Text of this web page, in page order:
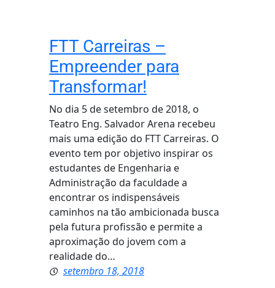
FTT Carreiras –
Empreender para
Transformar!
No dia 5 de setembro de 2018, o
Teatro Eng. Salvador Arena recebeu
mais uma edição do FTT Carreiras. O
evento tem por objetivo inspirar os
estudantes de Engenharia e
Administração da faculdade a
encontrar os indispensáveis
caminhos na tão ambicionada busca
pela futura profissão e permite a
aproximação do jovem com a
realidade do…
setembro 18, 2018